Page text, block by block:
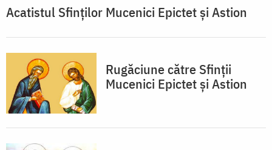
Acatistul Sfinților Mucenici Epictet și Astion
Rugăciune către Sfinții
Mucenici Epictet și Astion